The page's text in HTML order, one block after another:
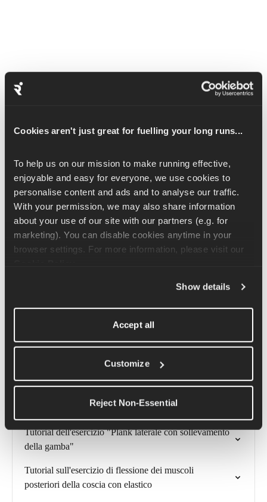
Cookies aren't just great for fuelling your long runs...
To help us on our mission to make running effective,
enjoyable and easy for everyone, we use cookies to
personalise content and ads and to analyse our traffic.
With your permission, we may also share information
about your use of our site with our partners (e.g. for
marketing). You can disable cookies anytime in your
Show details
Accept all
Customize
Reject Non-Essential
L'esercizio di estensione del quadricipite o del ginocchio con
sui muscoli del quadricipite.
gambe posteriori e poi intorno alla caviglia. Non preoccuparti se
le gambe non penzolano nell'aria, ma se riesci a sistemarlo in
questo modo, tanto meglio.
Metti le braccia lungo i fianchi o incrociate sul petto, guarda
dritto davanti a te, tieni la schiena dritta e spingi il ginocchio
verso l'alto fino a tenderlo quasi completamente! Dovresti
tensione nei quadricipiti. Spingi con forza contro la fascia
Articoli correlati
Tutorial dell'esercizio "Plank laterale con sollevamento
della gamba"
Tutorial sull'esercizio di flessione dei muscoli
posteriori della coscia con elastico